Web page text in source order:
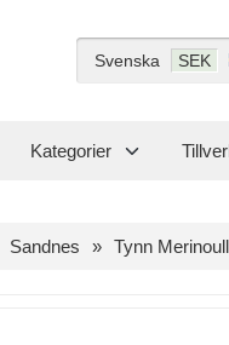
Svenska SEK
Kategorier
Sandnes Tynn Merinoull